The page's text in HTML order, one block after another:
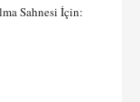
Sahnesi İçin: